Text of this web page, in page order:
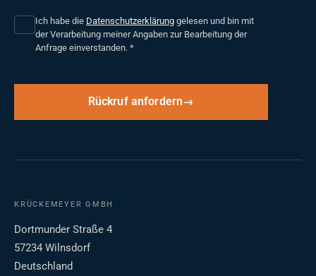
Ich habe die Datenschutzerklärung gelesen und bin mit
der Verarbeitung meiner Angaben zur Bearbeitung der
Anfrage einverstanden. *
Rückruf anfordern
KRÜCKEMEYER GMBH
Dortmunder Straße 4
57234 Wilnsdorf
Deutschland